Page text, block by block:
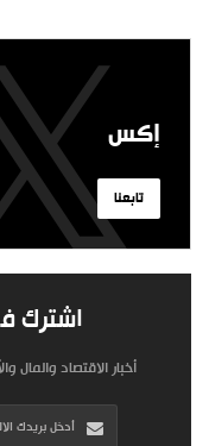
إكس
تابعنا
اشترك
أخبار الاقتصاد والمال